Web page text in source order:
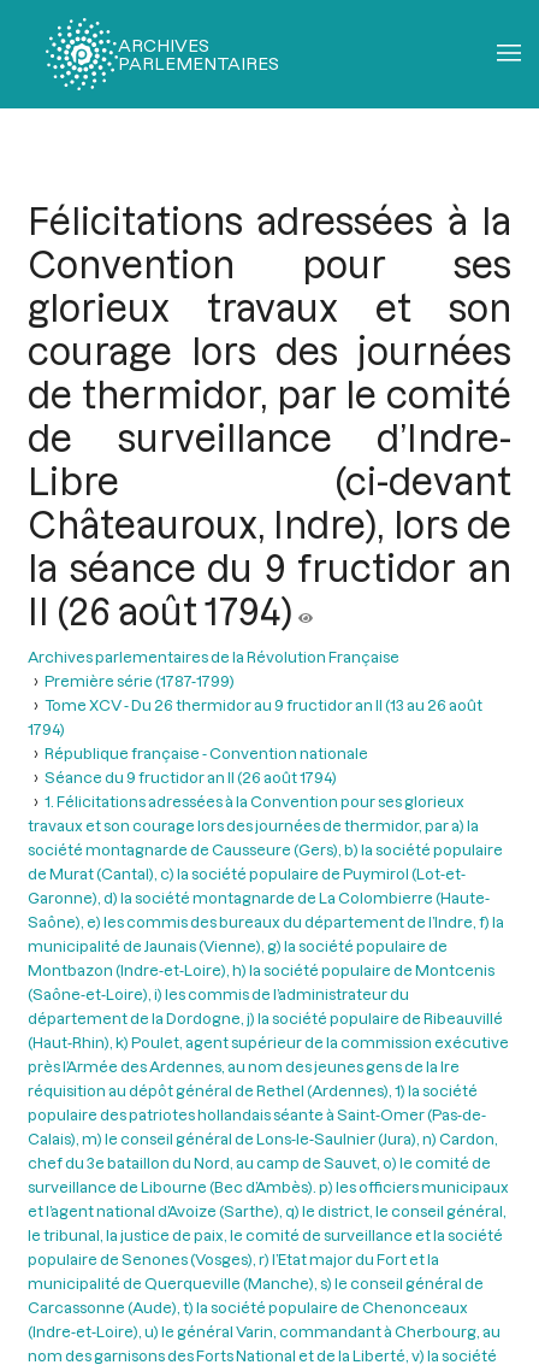
ARCHIVES
PARLEMENTAIRES
Félicitations adressées à la
Convention pour ses
glorieux travaux et son
courage lors des journées
de thermidor, par le comité
de surveillance d’Indre-
Libre (ci-devant
Châteauroux, Indre), lors de
la séance du 9 fructidor an
II (26 août 1794)
Archives parlementaires de la Révolution Française
Première série (1787-1799)
Tome XCV - Du 26 thermidor au 9 fructidor an II (13 au 26 août
1794)
République française - Convention nationale
Séance du 9 fructidor an II (26 août 1794)
1. Félicitations adressées à la Convention pour ses glorieux
travaux et son courage lors des journées de thermidor, par a) la
société montagnarde de Causseure (Gers), b) la société populaire
de Murat (Cantal), c) la société populaire de Puymirol (Lot-et-
Garonne), d) la société montagnarde de La Colombierre (Haute-
Saône), e) les commis des bureaux du département de l’Indre, f) la
municipalité de Jaunais (Vienne), g) la société populaire de
Montbazon (Indre-et-Loire), h) la société populaire de Montcenis
(Saône-et-Loire), i) les commis de l’administrateur du
département de la Dordogne, j) la société populaire de Ribeauvillé
(Haut-Rhin), k) Poulet, agent supérieur de la commission exécutive
près l’Armée des Ardennes, au nom des jeunes gens de la lre
réquisition au dépôt général de Rethel (Ardennes), 1) la société
populaire des patriotes hollandais séante à Saint-Omer (Pas-de-
Calais), m) le conseil général de Lons-le-Saulnier (Jura), n) Cardon,
chef du 3e bataillon du Nord, au camp de Sauvet, o) le comité de
surveillance de Libourne (Bec d’Ambès). p) les officiers municipaux
et l’agent national d’Avoize (Sarthe), q) le district, le conseil général,
le tribunal, la justice de paix, le comité de surveillance et la société
populaire de Senones (Vosges), r) l’Etat major du Fort et la
municipalité de Querqueville (Manche), s) le conseil général de
Carcassonne (Aude), t) la société populaire de Chenonceaux
(Indre-et-Loire), u) le général Varin, commandant à Cherbourg, au
nom des garnisons des Forts National et de la Liberté, v) la société